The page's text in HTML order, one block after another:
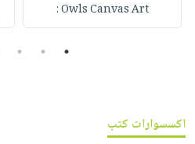
Owls Canvas Art :
1
2
3
اكسسوارات كتب